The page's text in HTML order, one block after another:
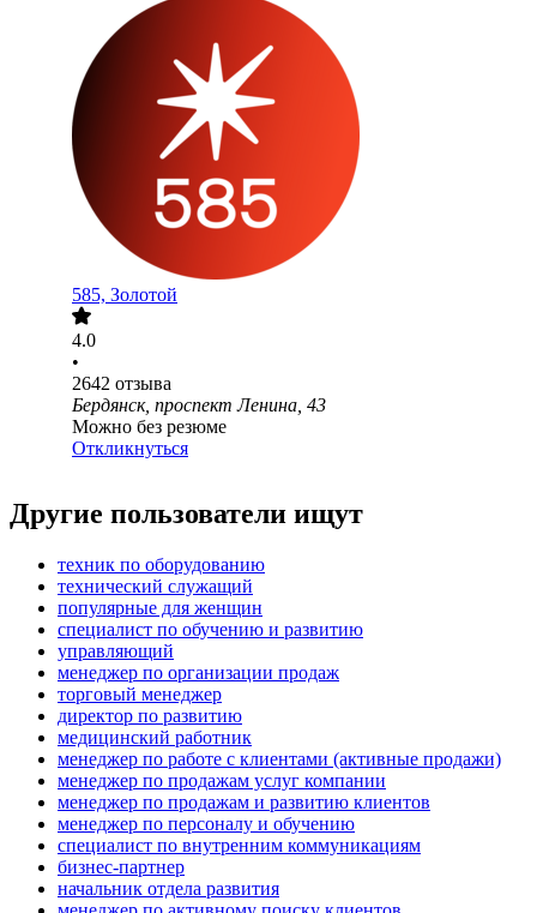
585, Золотой
4.0
•
2642 отзыва
Бердянск, проспект Ленина, 43
Можно без резюме
Откликнуться
Другие пользователи ищут
техник по оборудованию
технический служащий
популярные для женщин
специалист по обучению и развитию
управляющий
менеджер по организации продаж
торговый менеджер
директор по развитию
медицинский работник
менеджер по работе с клиентами (активные продажи)
менеджер по продажам услуг компании
менеджер по продажам и развитию клиентов
менеджер по персоналу и обучению
специалист по внутренним коммуникациям
бизнес-партнер
начальник отдела развития